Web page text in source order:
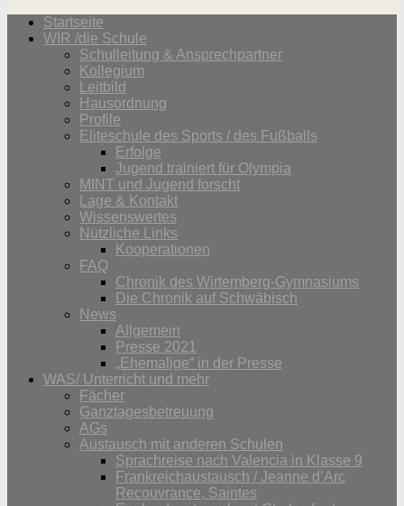
Startseite
WIR /die Schule
Schulleitung & Ansprechpartner
Kollegium
Leitbild
Hausordnung
Profile
Eliteschule des Sports / des Fußballs
Erfolge
Jugend trainiert für Olympia
MINT und Jugend forscht
Lage & Kontakt
Wissenswertes
Nützliche Links
Kooperationen
FAQ
Chronik des Wirtemberg-Gymnasiums
Die Chronik auf Schwäbisch
News
Allgemein
Presse 2021
„Ehemalige“ in der Presse
WAS/ Unterricht und mehr
Fächer
Ganztagesbetreuung
AGs
Austausch mit anderen Schulen
Sprachreise nach Valencia in Klasse 9
Frankreichaustausch / Jeanne d’Arc
Recouvrance, Saintes